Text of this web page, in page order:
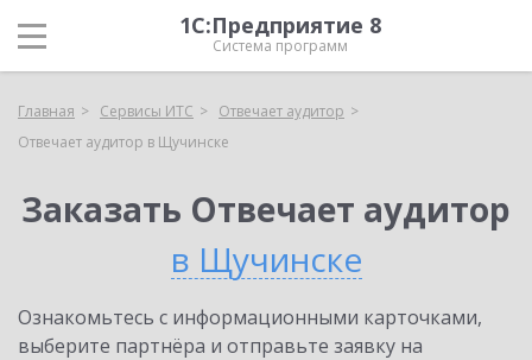
1С:Предприятие 8
Система программ
Главная Сервисы ИТС
Отвечает аудитор
Отвечает аудитор в Щучинске
Заказать Отвечает аудитор
в Щучинске
Ознакомьтесь с информационными карточками,
выберите партнёра и отправьте заявку на